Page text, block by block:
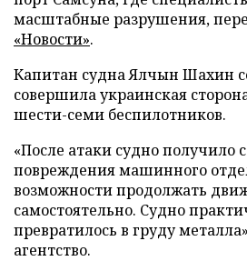
масштабные разрушения,
«Новости».
Капитан судна Ялчын Шахин
совершила украинская
шести-семи беспилотников.
«После атаки судно получило
повреждения машинного
возможности продолжать
самостоятельно. Судно
превратилось в груду
агентство.